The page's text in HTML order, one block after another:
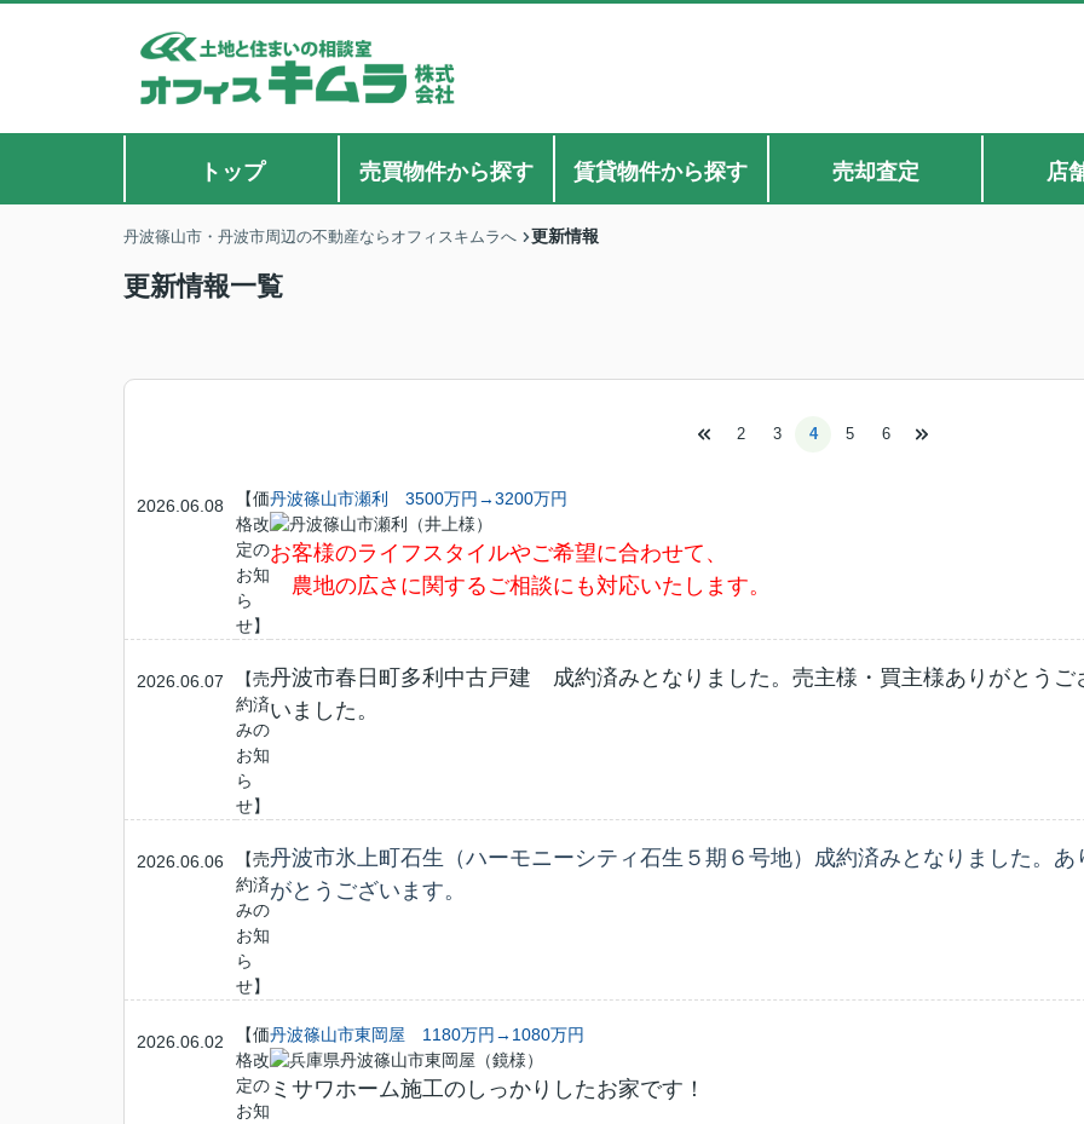
トップ 売買物件から探す 賃貸物件から探す 売却査定 店
丹波篠山市・丹波市周辺の不動産ならオフィスキムラへ 更新情報
更新情報一覧
2 3 4 5 6
2026.06.08
【価
格改
定の
お知
ら
せ】
丹波篠山市瀬利 3500万円→3200万円
お客様のライフスタイルやご希望に合わせて、
農地の広さに関するご相談にも対応いたします。
2026.06.07
【売
約済
みの
お知
ら
せ】
丹波市春日町多利中古戸建 成約済みとなりました。売主様・買主様ありがとうご
いました。
2026.06.06
【売
約済
みの
お知
ら
せ】
丹波市氷上町石生（ハーモニーシティ石生５期６号地）成約済みとなりました。あ
がとうございます。
2026.06.02
【価
格改
定の
お知
丹波篠山市東岡屋 1180万円→1080万円
ミサワホーム施工のしっかりしたお家です！